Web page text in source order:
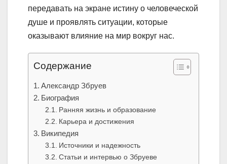
передавать на экране истину о человеческой
душе и проявлять ситуации, которые
оказывают влияние на мир вокруг нас.
Содержание
Александр Збруев
Биография
Ранняя жизнь и образование
Карьера и достижения
Википедия
Источники и надежность
Статьи и интервью о Збруеве